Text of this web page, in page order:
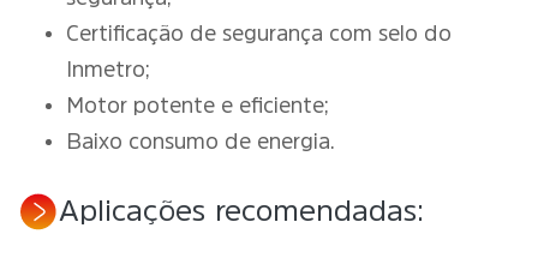
Certificação de segurança com selo do
Inmetro;
Motor potente e eficiente;
Baixo consumo de energia.
Aplicações recomendadas: